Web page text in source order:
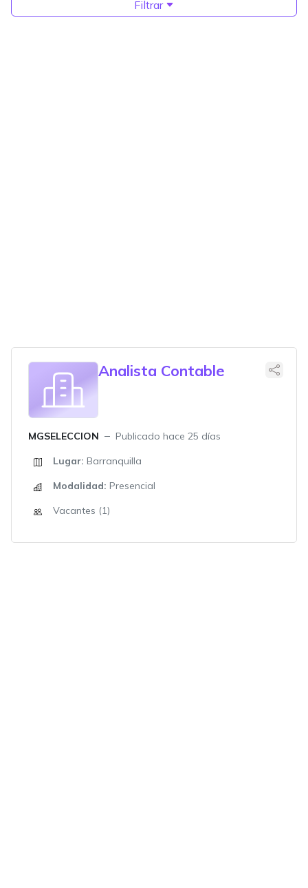
Filtrar
Analista Contable
MGSELECCION
Publicado hace 25 días
Lugar: Barranquilla
Modalidad: Presencial
Vacantes (1)